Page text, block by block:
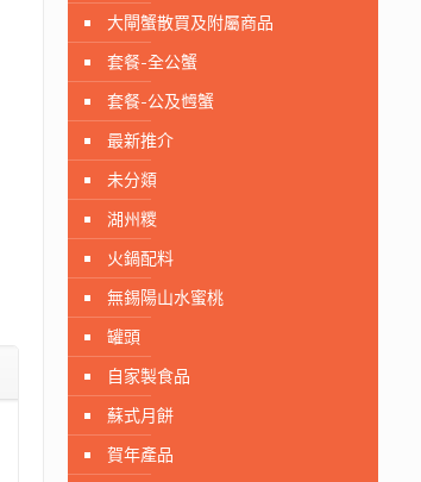
大閘蟹散買及附屬商品
套餐-全公蟹
套餐-公及乸蟹
最新推介
未分顃
湖州糭
火鍋配料
無錫陽山水蜜桃
罐頭
自家製食品
蘇式月餅
賀年產品